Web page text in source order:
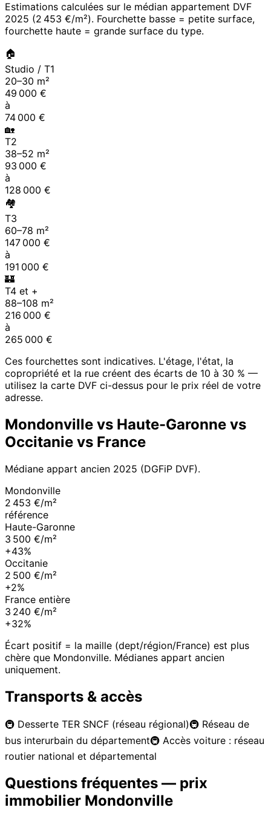
Estimations calculées sur le médian appartement DVF
2025 (2 453 €/m²). Fourchette basse = petite surface,
fourchette haute = grande surface du type.
🏠
Studio / T1
20–30 m²
49 000 €
à
74 000 €
🏡
T2
38–52 m²
93 000 €
à
128 000 €
🏘
T3
60–78 m²
147 000 €
à
191 000 €
🏰
T4 et +
88–108 m²
216 000 €
à
265 000 €
Ces fourchettes sont indicatives. L'étage, l'état, la
copropriété et la rue créent des écarts de 10 à 30 % —
utilisez la carte DVF ci-dessus pour le prix réel de votre
adresse.
Mondonville vs Haute-Garonne vs
Occitanie vs France
Médiane appart ancien 2025 (DGFiP DVF).
Mondonville
2 453 €/m²
référence
Haute-Garonne
3 500 €/m²
+43%
Occitanie
2 500 €/m²
+2%
France entière
3 240 €/m²
+32%
Écart positif = la maille (dept/région/France) est plus
chère que Mondonville. Médianes appart ancien
uniquement.
Transports & accès
🚇 Desserte TER SNCF (réseau régional)🚇 Réseau de
bus interurbain du département🚇 Accès voiture : réseau
routier national et départemental
Questions fréquentes — prix
immobilier Mondonville